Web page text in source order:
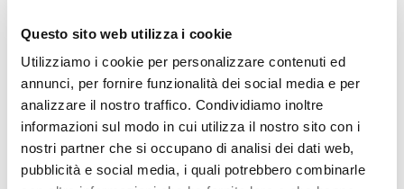
Questo sito web utilizza i cookie
Utilizziamo i cookie per personalizzare contenuti ed
annunci, per fornire funzionalità dei social media e per
analizzare il nostro traffico. Condividiamo inoltre
informazioni sul modo in cui utilizza il nostro sito con i
nostri partner che si occupano di analisi dei dati web,
pubblicità e social media, i quali potrebbero combinarle